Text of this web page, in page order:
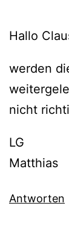
Hallo
werden
nicht
LG
Matthias
Antworten